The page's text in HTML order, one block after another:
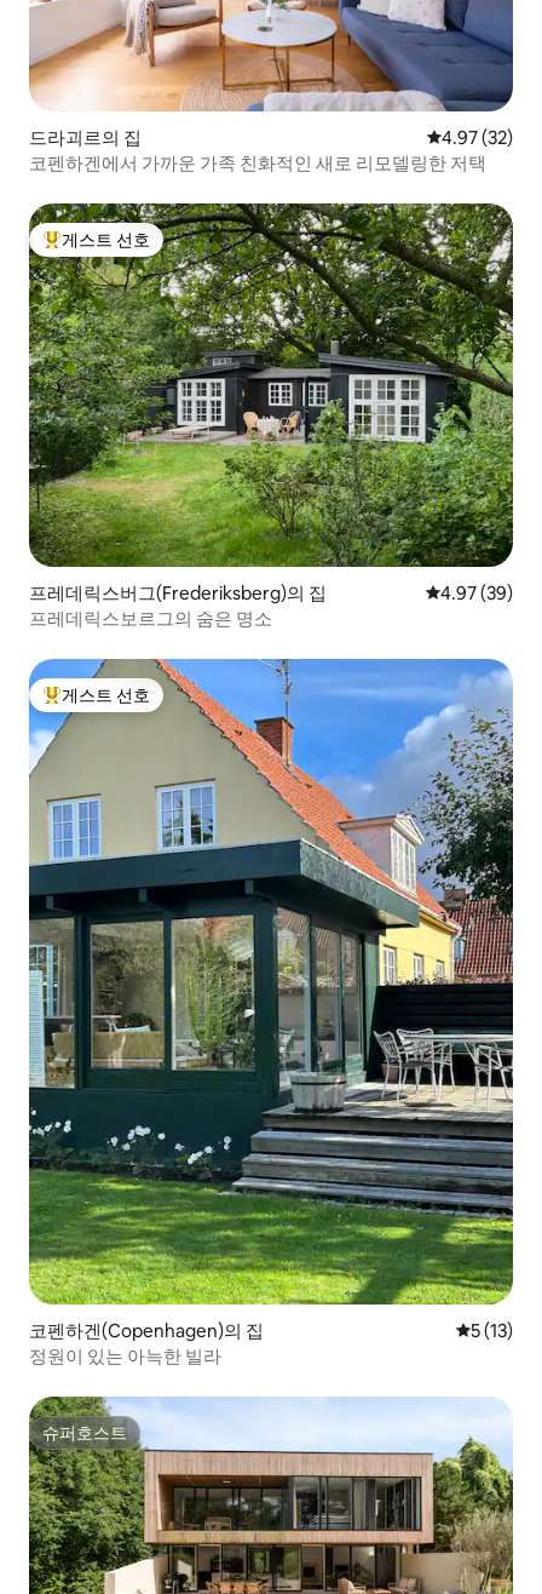
드라괴르의 집 평점 4.97점(5
4.97 (32)
코펜하겐에서 가까운 가족 친화적인 새로 리모델링한 저택
상위 게스트 선호
게스트 선호
프레데릭스버그(Frederiksberg)의 집 평점 4.97점(5
4.97 (39)
프레데릭스보르그의 숨은 명소
상위 게스트 선호
게스트 선호
코펜하겐(Copenhagen)의 집 평점 5점
5 (13)
정원이 있는 아늑한 빌라
슈퍼호스트
슈퍼호스트